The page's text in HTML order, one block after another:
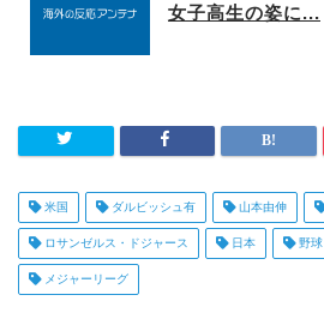
女子高生の姿に...
米国 ダルビッシュ有 山本由伸
ロサンゼルス・ドジャース 日本 野球
メジャーリーグ